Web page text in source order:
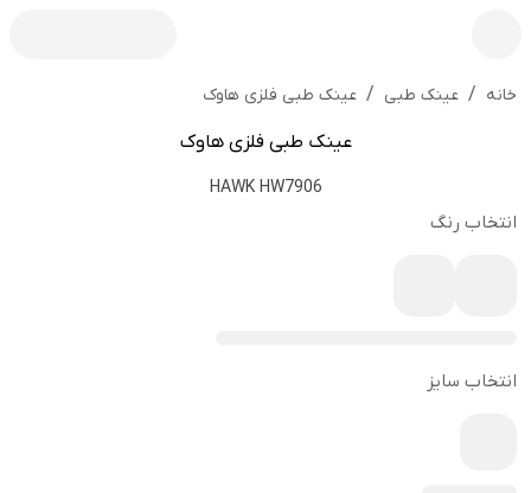
خانه / عینک طبی / عینک طبی فلزی هاوک
عینک طبی فلزی هاوک
HAWK HW7906
انتخاب رنگ
انتخاب سایز